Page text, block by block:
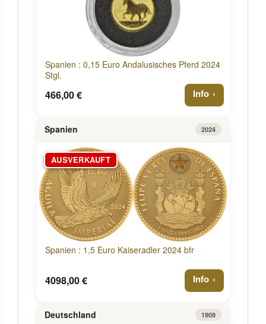
Spanien : 0,15 Euro Andalusisches Pferd 2024
Stgl.
466,00 € Info
Spanien 2024
AUSVERKAUFT
Spanien : 1,5 Euro Kaiseradler 2024 bfr
4098,00 € Info
Deutschland 1909